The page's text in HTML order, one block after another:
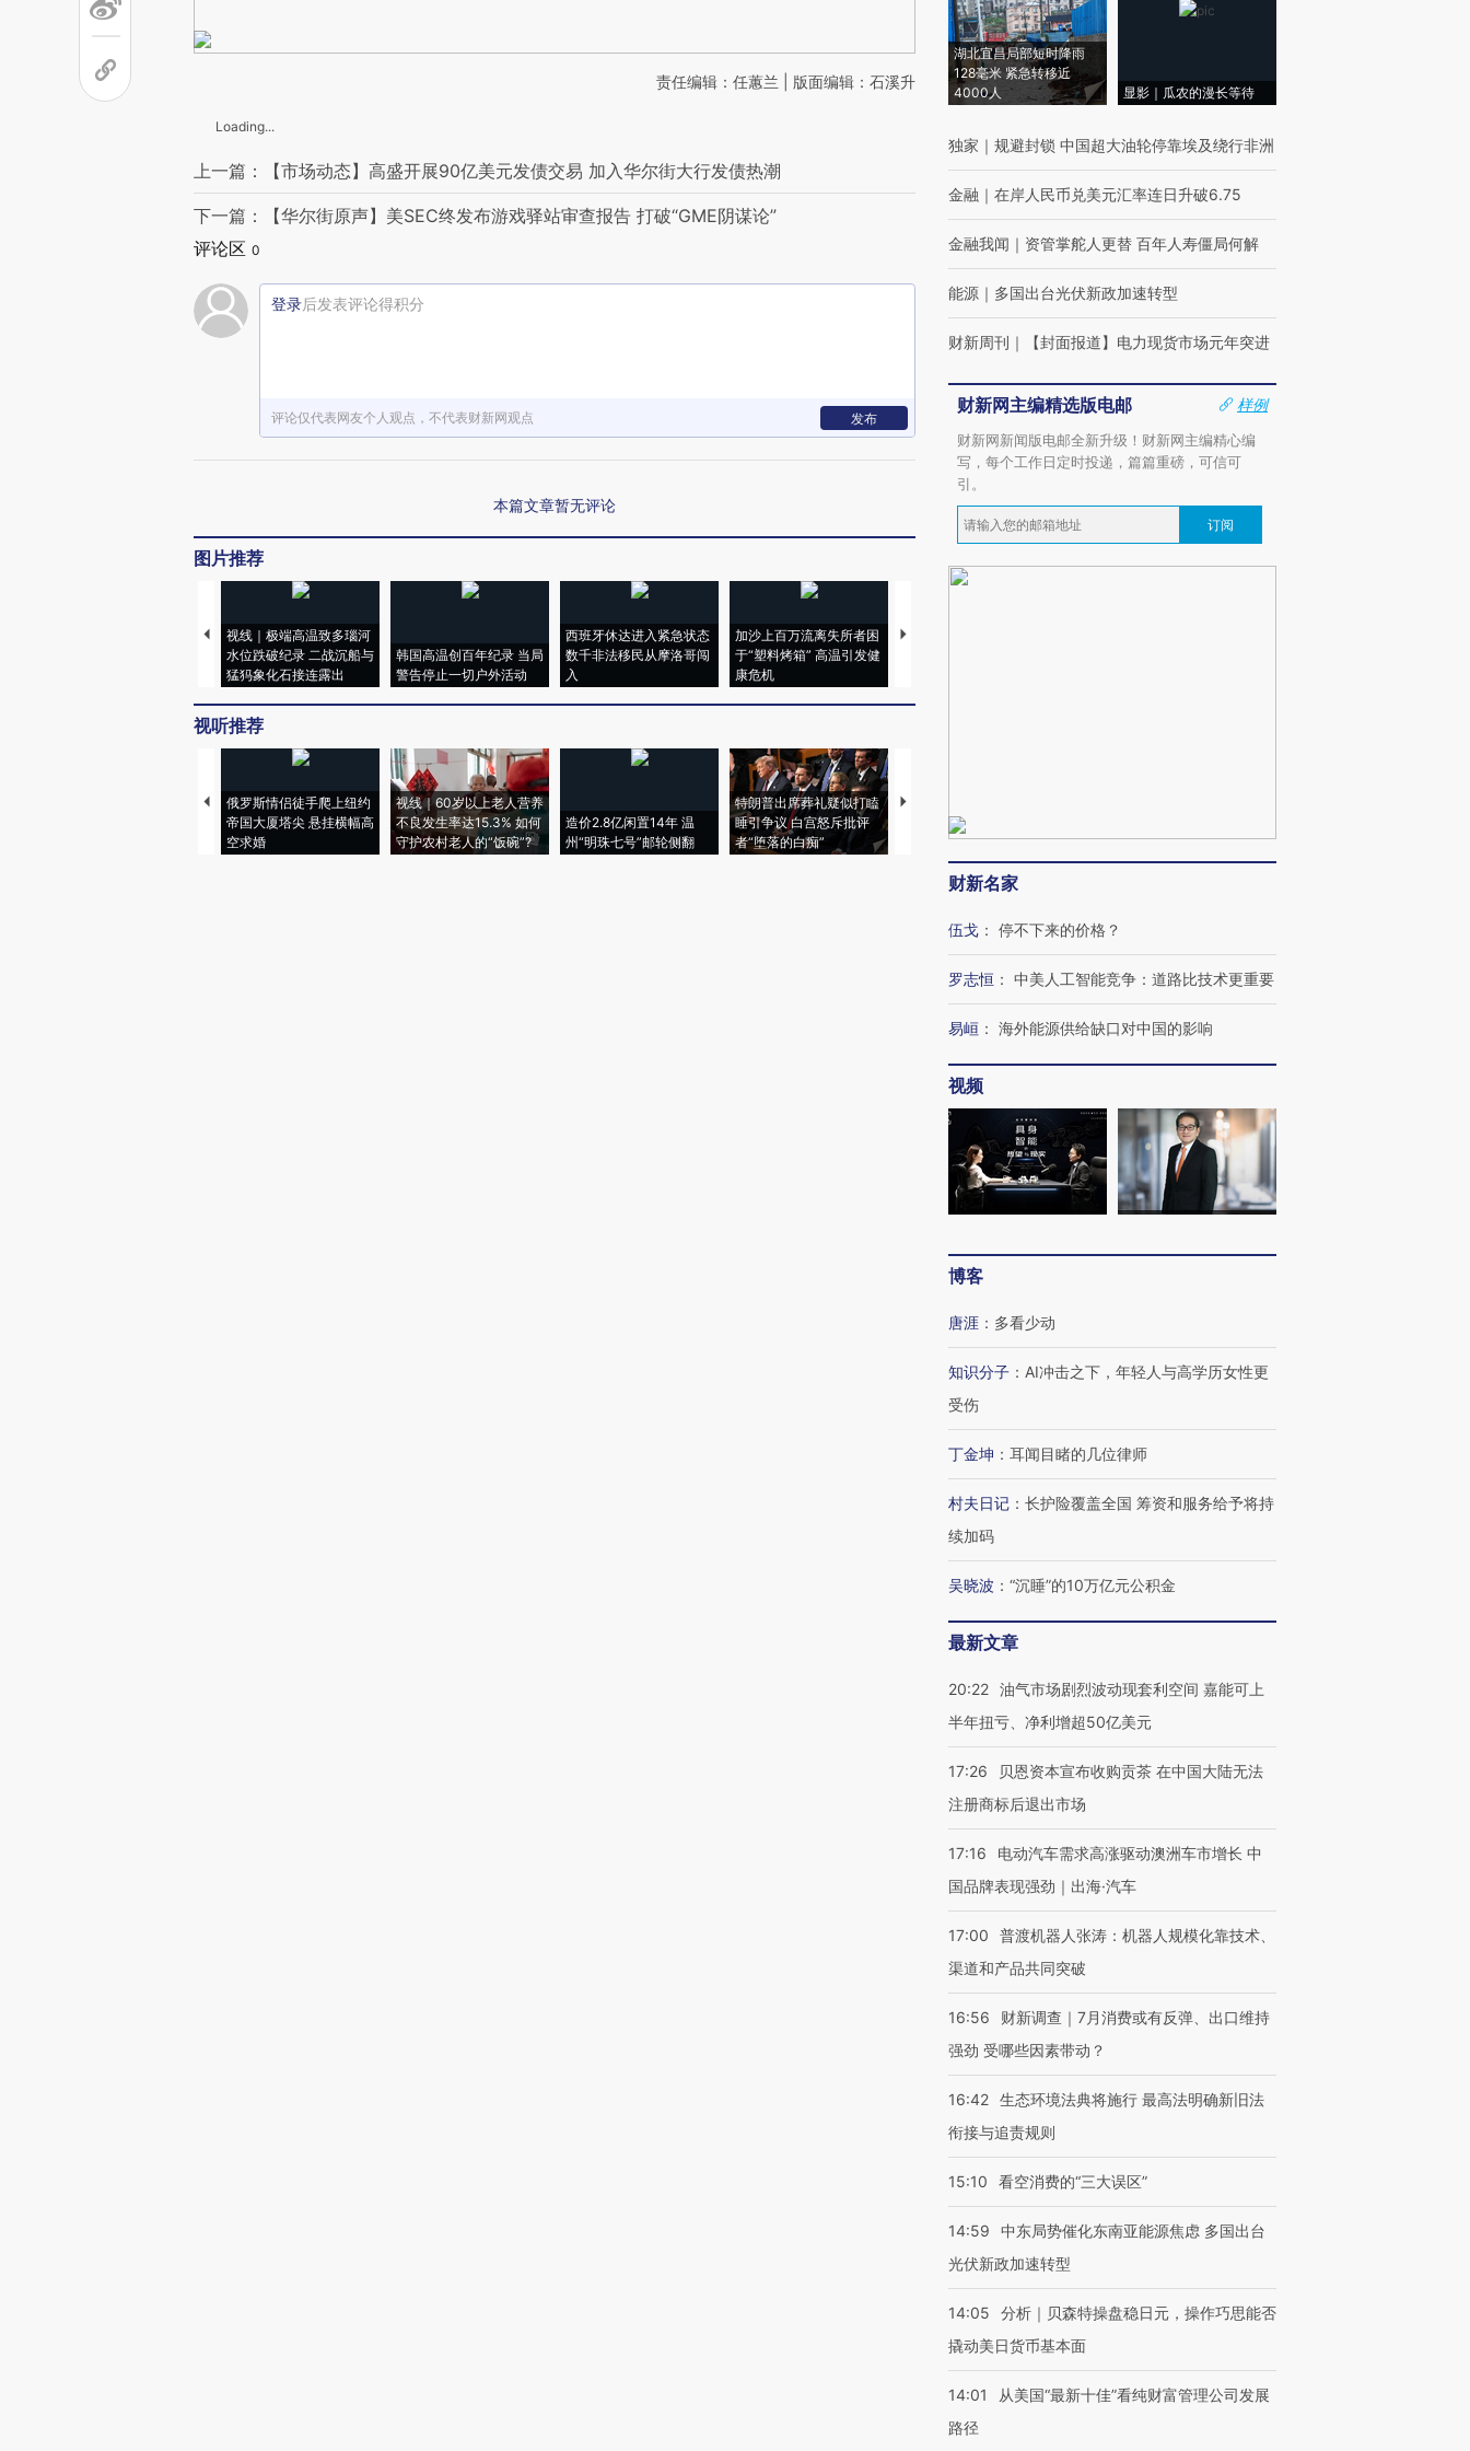
责任编辑：任蕙兰 | 版面编辑：石溪升
Loading...
上一篇：【市场动态】高盛开展90亿美元发债交易 加入华尔街大行发债热潮
下一篇：【华尔街原声】美SEC终发布游戏驿站审查报告 打破“GME阴谋论”
评论区 0
登录后发表评论得积分
评论仅代表网友个人观点，不代表财新网观点 发布
本篇文章暂无评论
图片推荐
视线｜极端高温致多瑙河
水位跌破纪录 二战沉船与
猛犸象化石接连露出
韩国高温创百年纪录 当局
警告停止一切户外活动
西班牙休达进入紧急状态
数千非法移民从摩洛哥闯
入
加沙上百万流离失所者困
于“塑料烤箱” 高温引发健
康危机
视线｜HYROX的吸金
视听推荐
俄罗斯情侣徒手爬上纽约
帝国大厦塔尖 悬挂横幅高
空求婚
视线｜60岁以上老人营养
不良发生率达15.3% 如何
守护农村老人的“饭碗”?
造价2.8亿闲置14年 温
州“明珠七号”邮轮侧翻
特朗普出席葬礼疑似打瞌
睡引争议 白宫怒斥批评
者“堕落的白痴”
视线｜全球最热百城独占
97个 印度如何熬过48°C
阿根廷3-0阿尔及利亚
兹奖得主的“非天才”拼图
湖北宜昌局部短时降雨
128毫米 紧急转移近
4000人
显影｜瓜农的漫长等待
独家 ｜ 规避封锁 中国超大油轮停靠埃及绕行非洲
金融 ｜ 在岸人民币兑美元汇率连日升破6.75
金融我闻 ｜ 资管掌舵人更替 百年人寿僵局何解
能源 ｜ 多国出台光伏新政加速转型
财新周刊 ｜ 【封面报道】电力现货市场元年突进
财新网主编精选版电邮
样例
财新网新闻版电邮全新升级！财新网主编精心编
写，每个工作日定时投递，篇篇重磅，可信可
引。
订阅
财新名家
伍戈 ： 停不下来的价格？
罗志恒 ： 中美人工智能竞争：道路比技术更重要
易峘 ： 海外能源供给缺口对中国的影响
视频
博客
唐涯 ： 多看少动
知识分子 ： AI冲击之下，年轻人与高学历女性更
受伤
丁金坤 ： 耳闻目睹的几位律师
村夫日记 ： 长护险覆盖全国 筹资和服务给予将持
续加码
吴晓波 ： “沉睡”的10万亿元公积金
最新文章
20:22 油气市场剧烈波动现套利空间 嘉能可上
半年扭亏、净利增超50亿美元
17:26
贝恩资本宣布收购贡茶 在中国大陆无法
注册商标后退出市场
17:16
电动汽车需求高涨驱动澳洲车市增长 中
国品牌表现强劲｜出海·汽车
17:00
普渡机器人张涛：机器人规模化靠技术、
渠道和产品共同突破
16:56
财新调查｜7月消费或有反弹、出口维持
强劲 受哪些因素带动？
16:42 生态环境法典将施行 最高法明确新旧法
衔接与追责规则
15:10 看空消费的“三大误区”
14:59
中东局势催化东南亚能源焦虑 多国出台
光伏新政加速转型
14:05
分析｜贝森特操盘稳日元，操作巧思能否
撬动美日货币基本面
14:01
从美国“最新十佳”看纯财富管理公司发展
路径